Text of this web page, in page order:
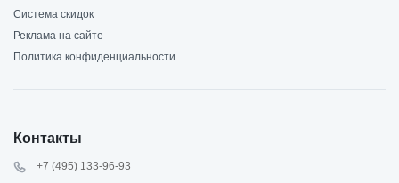
Система скидок
Реклама на сайте
Политика конфиденциальности
Контакты
+7 (495) 133-96-93